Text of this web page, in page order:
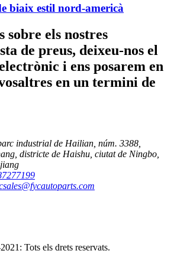
biaix estil nord-americà
sobre els nostres
de preus, deixeu-nos el
i ens posarem en
en un termini de
industrial de Hailian, núm. 3388,
districte de Haishu, ciutat de Ningbo,
sales@fycautoparts.com
Tots els drets reservats.